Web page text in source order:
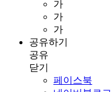
가
가
가
공유하기
공유
닫기
페이스북